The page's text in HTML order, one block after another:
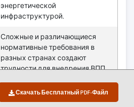
Скачать Бесплатный PDF-Файл
энергетической
инфраструктурой.
Сложные и различающиеся
нормативные требования в
разных странах создают
трудности для внедрения ВПП.
рыночным правилам и
стандартам кибербезопасности